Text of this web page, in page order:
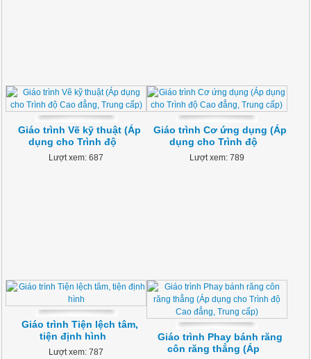
Giáo trình Vẽ kỹ thuật (Áp
dụng cho Trình độ
Lượt xem: 687
Giáo trình Cơ ứng dụng (Áp
dụng cho Trình độ
Lượt xem: 789
Giáo trình Tiện lệch tâm,
tiện định hình
Lượt xem: 787
Giáo trình Phay bánh răng
côn răng thẳng (Áp